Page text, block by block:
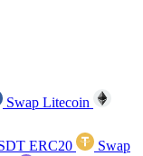
Swap Litecoin
ERC20
Swap